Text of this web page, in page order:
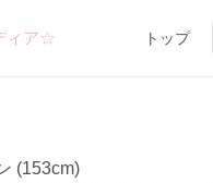
ィア☆ トップ
(153cm)